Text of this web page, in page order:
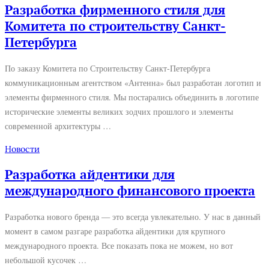
Разработка фирменного стиля для
Комитета по строительству Санкт-
Петербурга
По заказу Комитета по Строительству Санкт-Петербурга
коммуникационным агентством «Антенна» был разработан логотип и
элементы фирменного стиля. Мы постарались объединить в логотипе
исторические элементы великих зодчих прошлого и элементы
современной архитектуры …
Новости
Разработка айдентики для
международного финансового проекта
Разработка нового бренда — это всегда увлекательно. У нас в данный
момент в самом разгаре разработка айдентики для крупного
международного проекта. Все показать пока не можем, но вот
небольшой кусочек …